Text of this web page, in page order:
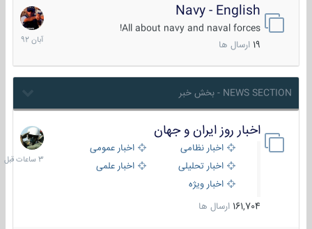
Navy - English
All about navy and naval forces!
ارسال ها
22
آبان
1392
NEWS SECTION - بخش خبر
اخبار روز ایران و جهان
اخبار نظامی
اخبار عمومی
اخبار تحلیلی
اخبار علمی
اخبار ویژه
161,704 ارسال ها
3
ساعات
قبل